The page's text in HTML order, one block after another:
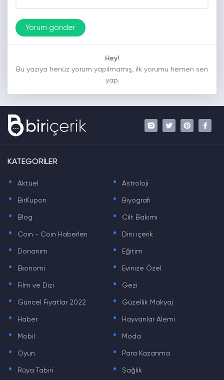
Hey!
Bu yazıya henüz yorum yapılmamış, ilk yorumu hemen sen
yap.
KATEGORİLER
. Aktüel . Astroloji
. BirKupon . Biyografi
. Blog . Cilt Bakımı
. Coin - Coin Haberleri . Dini içerik
. Donanım . Eğitim
. Ekonomi . Evinize Özel
. Film ve Dizi . Gezi
. Güncel Fiyatlar 2022 . Güzellik Makyaj
. Haber . Hayvanlar Alemi
. Mobil . Moda
. Oyun . Para Kazanma
. Rüya Tabiri . Sağlık